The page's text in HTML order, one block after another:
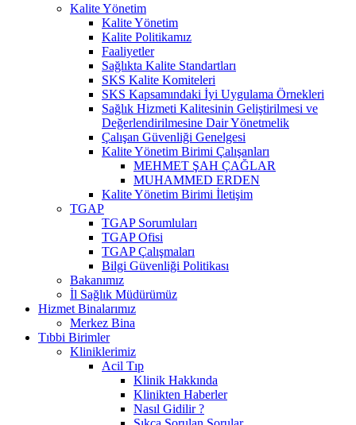
Kalite Yönetim
Kalite Yönetim
Kalite Politikamız
Faaliyetler
Sağlıkta Kalite Standartları
SKS Kalite Komiteleri
SKS Kapsamındaki İyi Uygulama Örnekleri
Sağlık Hizmeti Kalitesinin Geliştirilmesi ve
Değerlendirilmesine Dair Yönetmelik
Çalışan Güvenliği Genelgesi
Kalite Yönetim Birimi Çalışanları
MEHMET ŞAH ÇAĞLAR
MUHAMMED ERDEN
Kalite Yönetim Birimi İletişim
TGAP
TGAP Sorumluları
TGAP Ofisi
TGAP Çalışmaları
Bilgi Güvenliği Politikası
Bakanımız
İl Sağlık Müdürümüz
Hizmet Binalarımız
Merkez Bina
Tıbbi Birimler
Kliniklerimiz
Acil Tıp
Klinik Hakkında
Klinikten Haberler
Nasıl Gidilir ?